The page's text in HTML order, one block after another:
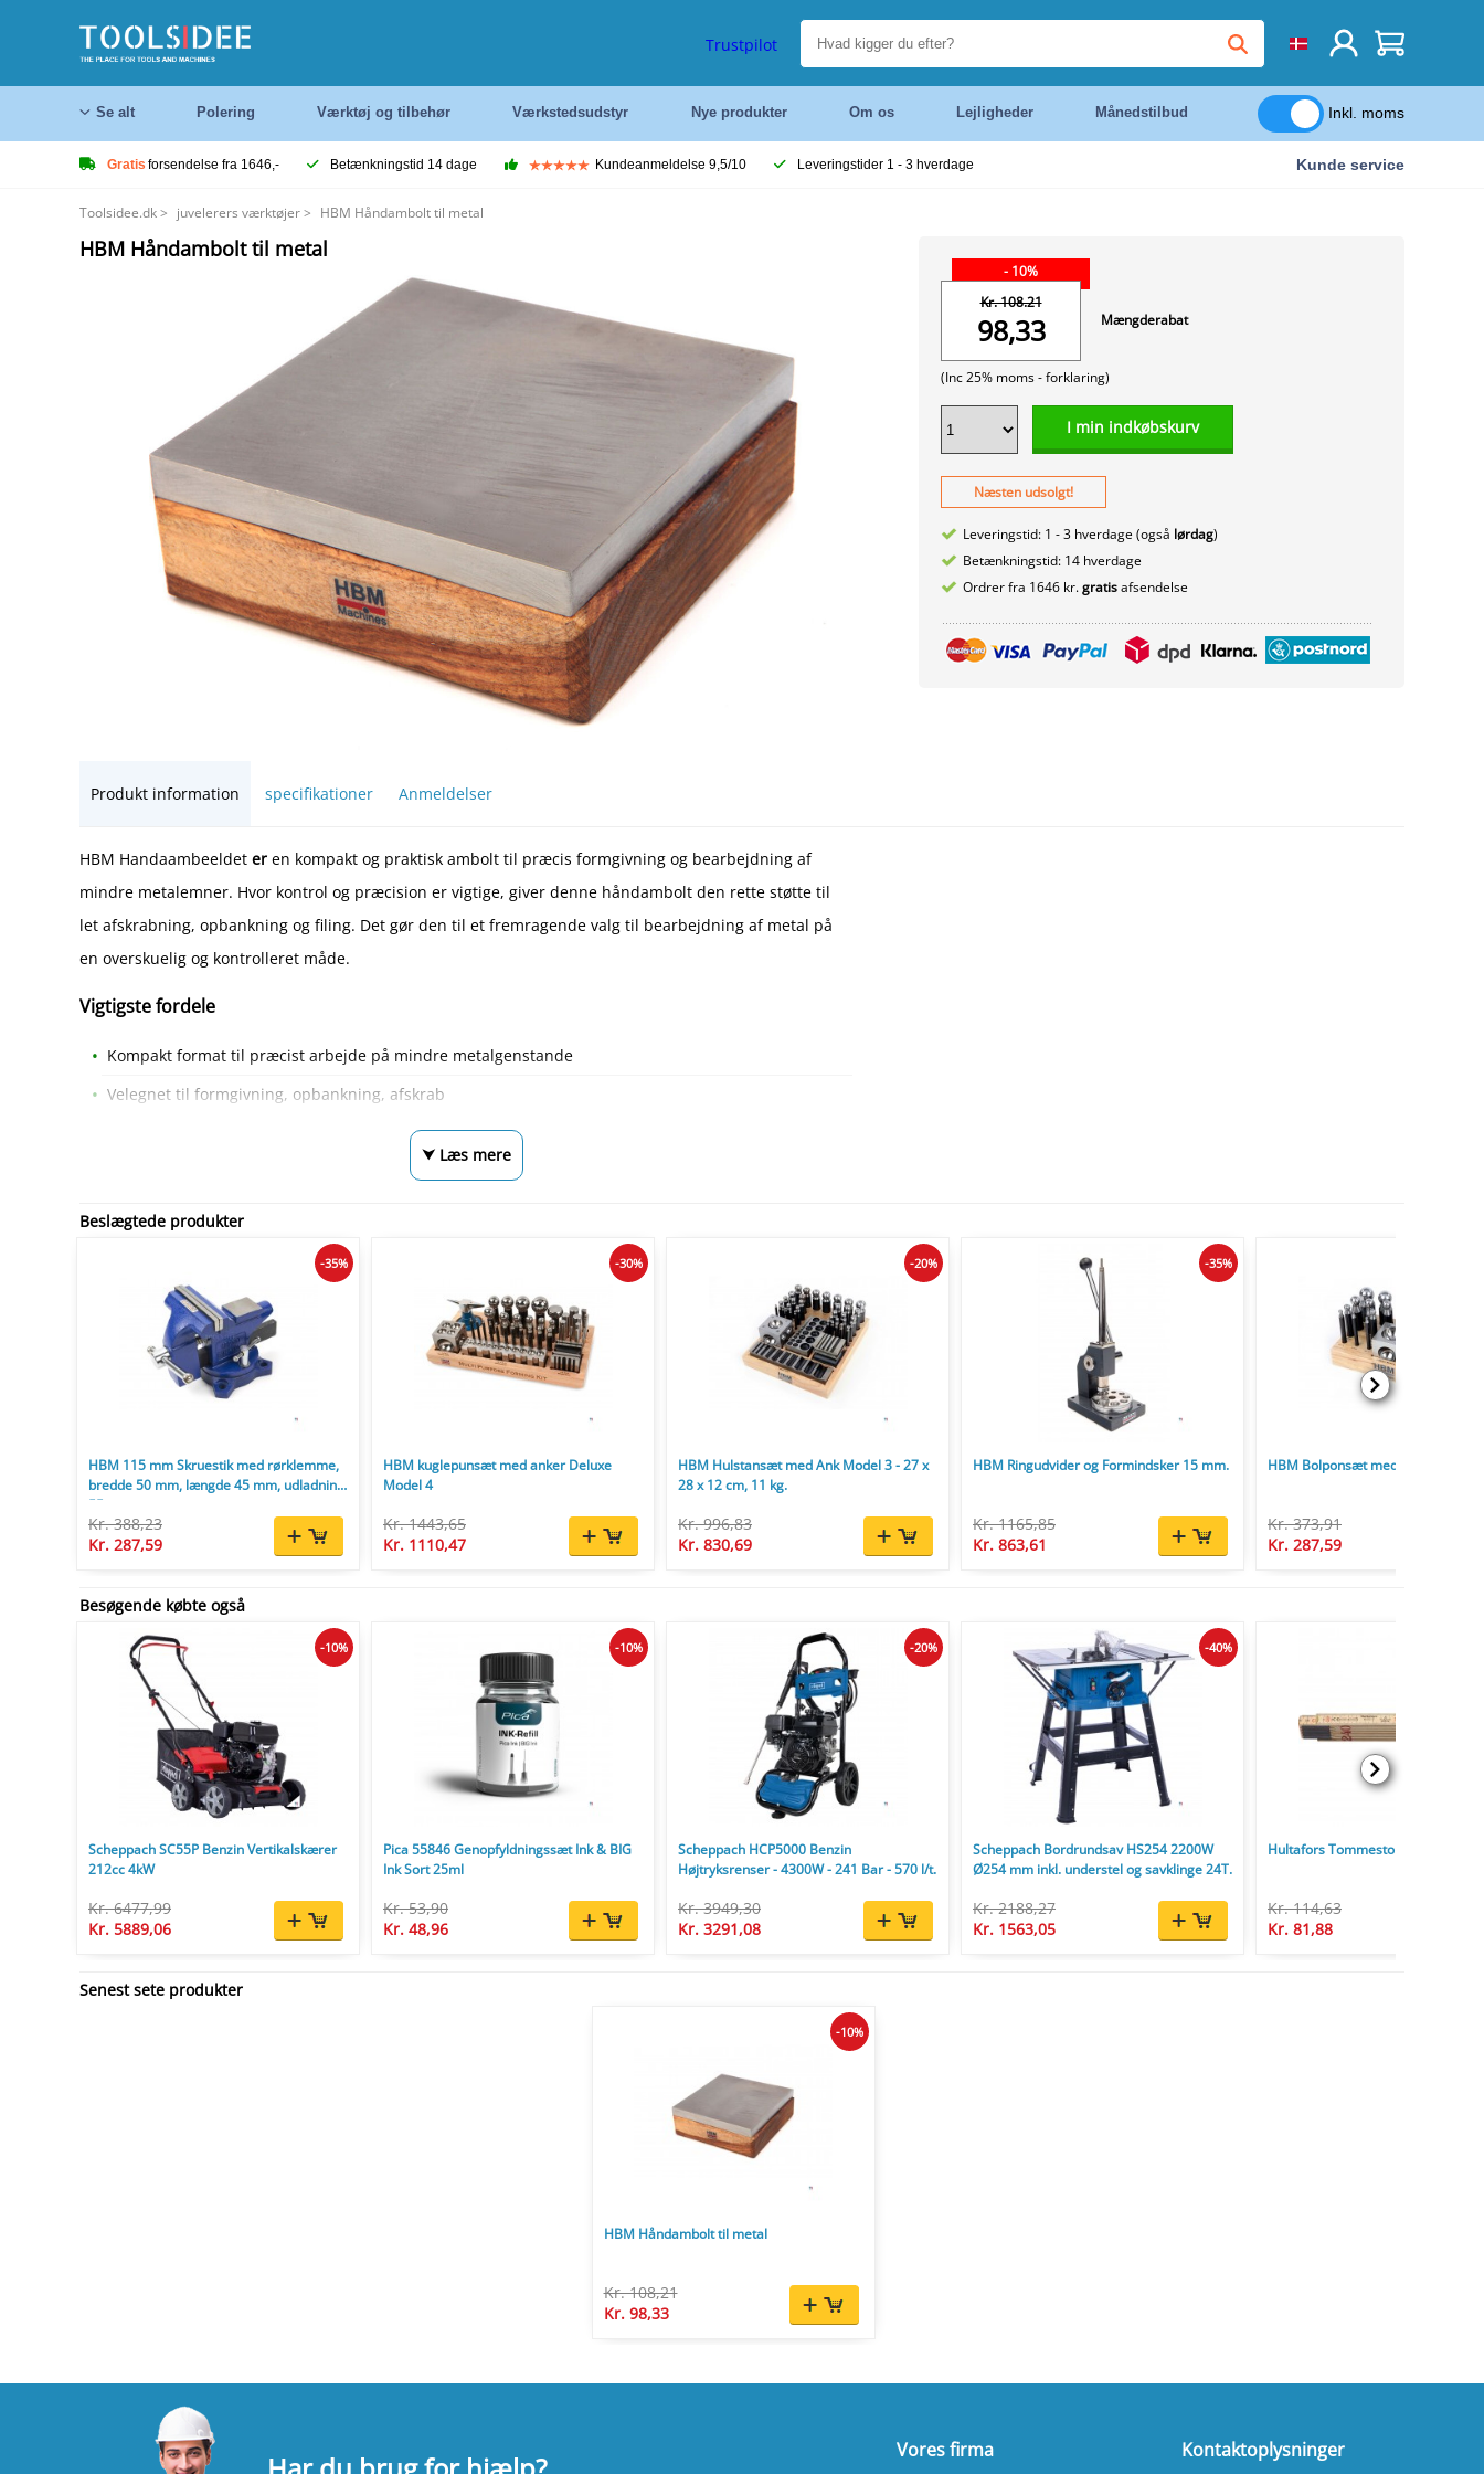
Trustpilot
Se alt Polering Værktøj og tilbehør Værkstedsudstyr Nye produkter Om os Lejligheder Månedstilbud Inkl. moms
Gratis forsendelse fra 1646,- Betænkningstid 14 dage Kundeanmeldelse 9,5/10 Leveringstider 1 - 3 hverdage Kunde service
Toolsidee.dk> juvelerers værktøjer> HBM Håndambolt til metal
HBM Håndambolt til metal
- 10%
Kr. 108.21
98,33
(Inc 25% moms -forklaring)
Mængderabat
I min indkøbskurv
Næsten udsolgt!
Leveringstid: 1 - 3 hverdage (også lørdag)
Betænkningstid: 14 hverdage
Ordrer fra 1646 kr.gratisafsendelse
Produkt information specifikationer Anmeldelser
HBM Handaambeeldet er en kompakt og praktisk ambolt til præcis formgivning og bearbejdning af
mindre metalemner. Hvor kontrol og præcision er vigtige, giver denne håndambolt den rette støtte til
let afskrabning, opbankning og filing. Det gør den til et fremragende valg til bearbejdning af metal på
en overskuelig og kontrolleret måde.
Vigtigste fordele
Kompakt format til præcist arbejde på mindre metalgenstande
Velegnet til formgivning, opbankning, afskrab
⮟ Læs mere
Beslægtede produkter
HBM 115 mm Skruestik med rørklemme,
bredde 50 mm, længde 45 mm, udladning
55 mm.
Kr. 388,23
Kr. 287,59
-35%
HBM kuglepunsæt med anker Deluxe
Model 4
Kr. 1443,65
Kr. 1110,47
-30%
HBM Hulstansæt med Ank Model 3 - 27 x
28 x 12 cm, 11 kg.
Kr. 996,83
Kr. 830,69
-20%
HBM Ringudvider og Formindsker 15 mm.
Kr. 1165,85
Kr. 863,61
-35%
HBM Bolponsæt med Ank Model 2
Kr. 373,91
Kr. 287,59
Besøgende købte også
Scheppach SC55P Benzin Vertikalskærer
212cc 4kW
Kr. 6477,99
Kr. 5889,06
-10%
Pica 55846 Genopfyldningssæt Ink & BIG
Ink Sort 25ml
Kr. 53,90
Kr. 48,96
-10%
Scheppach HCP5000 Benzin
Højtryksrenser - 4300W - 241 Bar - 570 l/t.
Kr. 3949,30
Kr. 3291,08
-20%
Scheppach Bordrundsav HS254 2200W
Ø254 mm inkl. understel og savklinge 24T.
Kr. 2188,27
Kr. 1563,05
-40%
Hultafors Tommestok 59 2,4 m -
Kr. 114,63
Kr. 81,88
Senest sete produkter
HBM Håndambolt til metal
Kr. 108,21
Kr. 98,33
-10%
Vores firma Kontaktoplysninger